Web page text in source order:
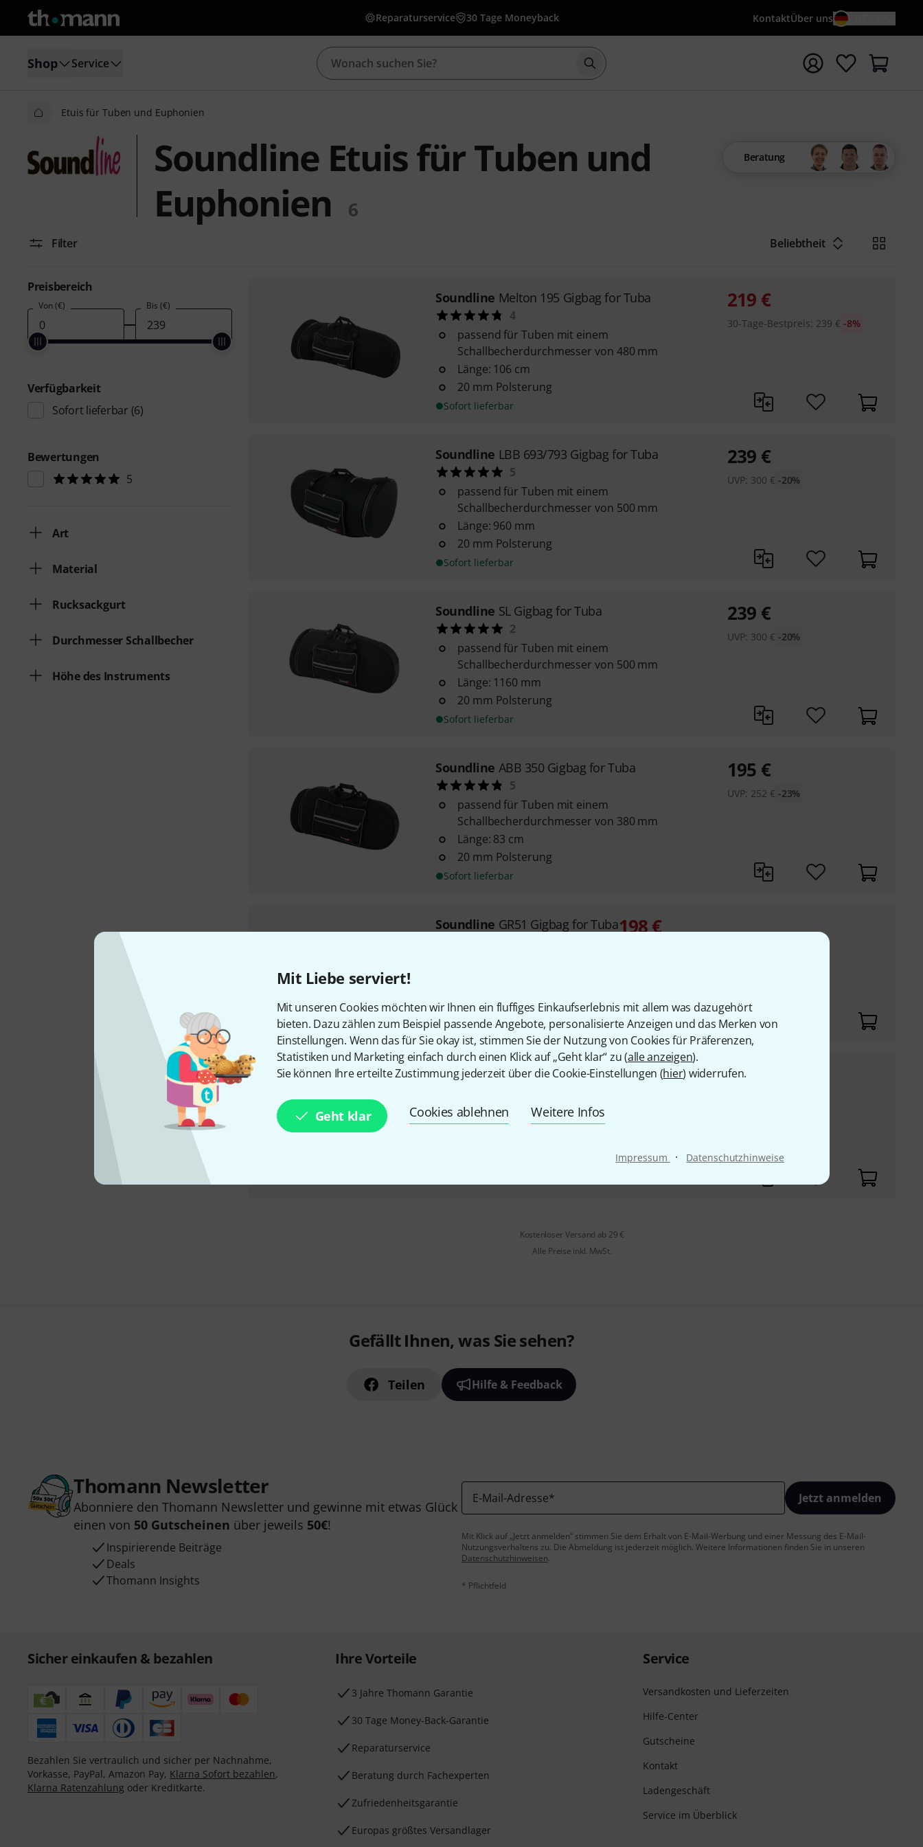
Mit Liebe serviert!
Mit unseren Cookies möchten wir Ihnen ein fluffiges Einkaufserlebnis mit allem was dazugehört
bieten. Dazu zählen zum Beispiel passende Angebote, personalisierte Anzeigen und das Merken von
Einstellungen. Wenn das für Sie okay ist, stimmen Sie der Nutzung von Cookies für Präferenzen,
Statistiken und Marketing einfach durch einen Klick auf „Geht klar“ zu (alle anzeigen).
Sie können Ihre erteilte Zustimmung jederzeit über die Cookie-Einstellungen (hier) widerrufen.
Geht klar Cookies ablehnen Weitere Infos
Impressum · Datenschutzhinweise
Reparaturservice 30 Tage Moneyback KontaktÜber uns
Shop Service Suche mit Suchwort {searchTerm} starten
Etuis für Tuben und Euphonien
Soundline Etuis für Tuben und
Euphonien
6
Beratung
Filter Beliebtheit
Preisbereich
Von (€) Bis (€)
Verfügbarkeit
Sofort lieferbar (6)
Bewertungen
5
Art
Material
Rucksackgurt
Durchmesser Schallbecher
Höhe des Instruments
Soundline Melton 195 Gigbag for Tuba
4
passend für Tuben mit einem
Schallbecherdurchmesser von 480 mm
Länge: 106 cm
20 mm Polsterung
Sofort lieferbar
219 €
30-Tage-Bestpreis: 239 € -8%
Soundline LBB 693/793 Gigbag for Tuba
5
passend für Tuben mit einem
Schallbecherdurchmesser von 500 mm
Länge: 960 mm
20 mm Polsterung
Sofort lieferbar
239 €
UVP: 300 € -20%
Soundline SL Gigbag for Tuba
2
passend für Tuben mit einem
Schallbecherdurchmesser von 500 mm
Länge: 1160 mm
20 mm Polsterung
Sofort lieferbar
239 €
UVP: 300 € -20%
Soundline ABB 350 Gigbag for Tuba
5
passend für Tuben mit einem
Schallbecherdurchmesser von 380 mm
Länge: 83 cm
20 mm Polsterung
Sofort lieferbar
195 €
UVP: 252 € -23%
Soundline GR51 Gigbag for Tuba
Sofort lieferbar
198€
SoundlineCBB 691 Gigbag for Tuba
passend für Tuben mit einem
Schallbecherdurchmesser von 500 mm
239
Kostenloser Versand ab 29 €
Alle Preise inkl. MwSt.
Gefällt Ihnen, was Sie sehen?
Teilen Hilfe & Feedback
Thomann Newsletter
Abonniere den Thomann Newsletter und gewinne mit etwas Glück
einen von 50 Gutscheinen über jeweils 50€!
Inspirierende Beiträge
Deals
Thomann Insights
E-Mail-Adresse* Jetzt anmelden
Mit Klick auf „Jetzt anmelden“ stimmen Sie dem Erhalt von E-Mail-Werbung und einer Messung des E-Mail-
Nutzungsverhaltens zu. Die Abmeldung ist jederzeit möglich. Weitere Informationen finden Sie in unseren
Datenschutzhinweisen.
* Pflichtfeld
Sicher einkaufen & bezahlen
Bezahlen Sie vertraulich und sicher per Nachnahme,
Vorkasse, PayPal, Amazon Pay, Klarna Sofort bezahlen,
Klarna Ratenzahlung oder Kreditkarte.
Ihre Vorteile
3 Jahre Thomann Garantie
30 Tage Money-Back-Garantie
Reparaturservice
Beratung durch Fachexperten
Zufriedenheitsgarantie
Europas größtes Versandlager
Service
Versandkosten und Lieferzeiten
Hilfe-Center
Gutscheine
Kontakt
Ladengeschäft
Service im Überblick